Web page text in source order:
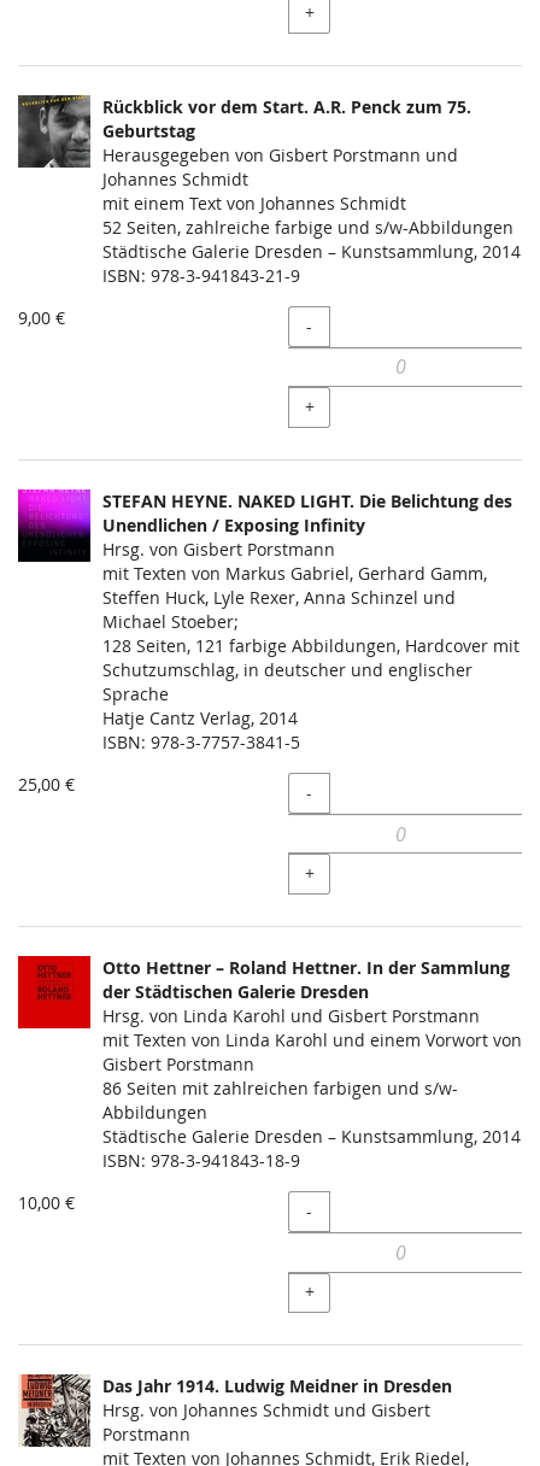
+
Rückblick vor dem Start. A.R. Penck zum 75.
Geburtstag
Herausgegeben von Gisbert Porstmann und
Johannes Schmidt
mit einem Text von Johannes Schmidt
52 Seiten, zahlreiche farbige und s/w-Abbildungen
Städtische Galerie Dresden – Kunstsammlung, 2014
ISBN: 978-3-941843-21-9
9,00 €
Menge
-
+
STEFAN HEYNE. NAKED LIGHT. Die Belichtung des
Unendlichen / Exposing Infinity
Hrsg. von Gisbert Porstmann
mit Texten von Markus Gabriel, Gerhard Gamm,
Steffen Huck, Lyle Rexer, Anna Schinzel und
Michael Stoeber;
128 Seiten, 121 farbige Abbildungen, Hardcover mit
Schutzumschlag, in deutscher und englischer
Sprache
Hatje Cantz Verlag, 2014
ISBN: 978-3-7757-3841-5
25,00 €
Menge
-
+
Otto Hettner – Roland Hettner. In der Sammlung
der Städtischen Galerie Dresden
Hrsg. von Linda Karohl und Gisbert Porstmann
mit Texten von Linda Karohl und einem Vorwort von
Gisbert Porstmann
86 Seiten mit zahlreichen farbigen und s/w-
Abbildungen
Städtische Galerie Dresden – Kunstsammlung, 2014
ISBN: 978-3-941843-18-9
10,00 €
Menge
-
+
Das Jahr 1914. Ludwig Meidner in Dresden
Hrsg. von Johannes Schmidt und Gisbert
Porstmann
mit Texten von Johannes Schmidt, Erik Riedel,